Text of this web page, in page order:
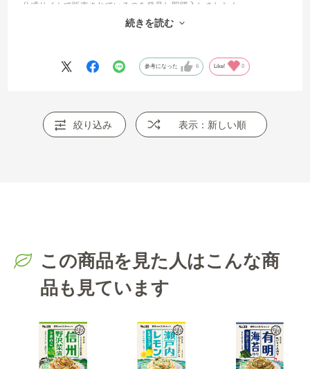
公式サイトで販売されているのを発見し即購入しました！
アレンジレシピもとても美味しいです。
続きを読む
参考になった 6 Like! 0
絞り込み 表示：新しい順
この商品を見た人はこんな商
品も見ています